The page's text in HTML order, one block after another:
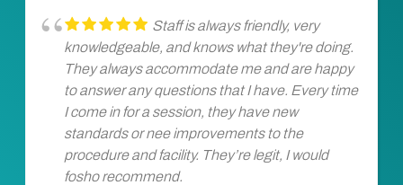
Staff is always friendly, very
knowledgeable, and knows what they're doing.
They always accommodate me and are happy
to answer any questions that I have. Every time
I come in for a session, they have new
standards or nee improvements to the
procedure and facility. They’re legit, I would
fosho recommend.